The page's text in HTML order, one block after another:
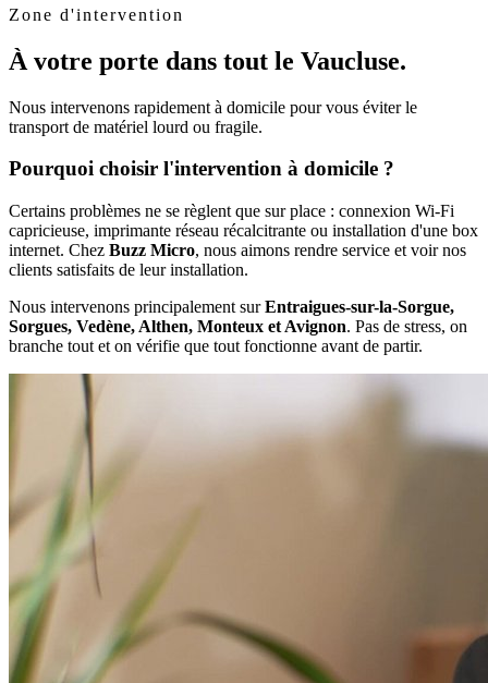
Zone d'intervention
À votre porte dans tout le Vaucluse.
Nous intervenons rapidement à domicile pour vous éviter le
transport de matériel lourd ou fragile.
Pourquoi choisir l'intervention à domicile ?
Certains problèmes ne se règlent que sur place : connexion Wi-Fi
capricieuse, imprimante réseau récalcitrante ou installation d'une box
internet. Chez Buzz Micro, nous aimons rendre service et voir nos
clients satisfaits de leur installation.
Nous intervenons principalement surEntraigues-sur-la-Sorgue,
Sorgues, Vedène, Althen, Monteux et Avignon. Pas de stress, on
branche tout et on vérifie que tout fonctionne avant de partir.